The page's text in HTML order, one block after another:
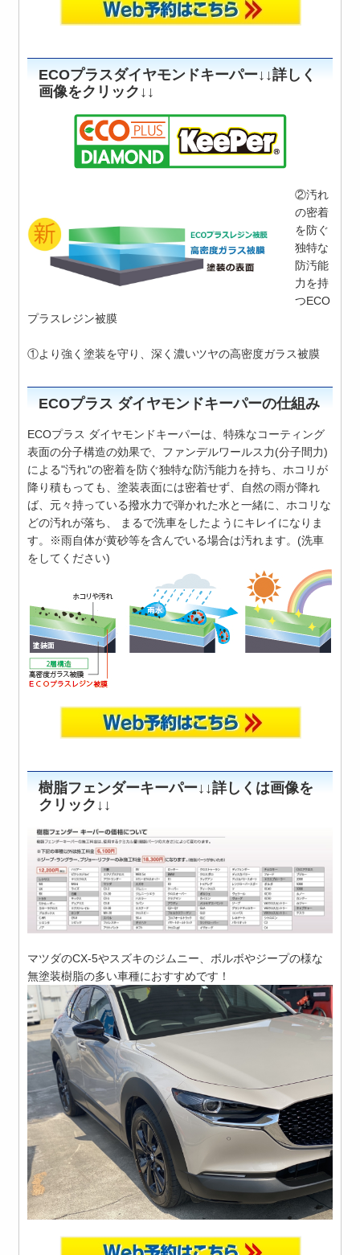
ECOプラスダイヤモンドキーパー↓↓詳しく
画像をクリック↓↓
②汚れ
の密着
を防ぐ
独特な
防汚能
力を持
つECO
プラスレジン被膜
①より強く塗装を守り、深く濃いツヤの高密度ガラス被膜
ECOプラス ダイヤモンドキーパーの仕組み
ECOプラス ダイヤモンドキーパーは、特殊なコーティング
表面の分子構造の効果で、ファンデルワールス力(分子間力)
による"汚れ"の密着を防ぐ独特な防汚能力を持ち、ホコリが
降り積もっても、塗装表面には密着せず、自然の雨が降れ
ば、元々持っている撥水力で弾かれた水と一緒に、ホコリな
どの汚れが落ち、 まるで洗車をしたようにキレイになりま
す。※雨自体が黄砂等を含んでいる場合は汚れます。(洗車
をしてください)
樹脂フェンダーキーパー↓↓詳しくは画像を
クリック↓↓
マツダのCX-5やスズキのジムニー、ボルボやジープの様な
無塗装樹脂の多い車種におすすめです！